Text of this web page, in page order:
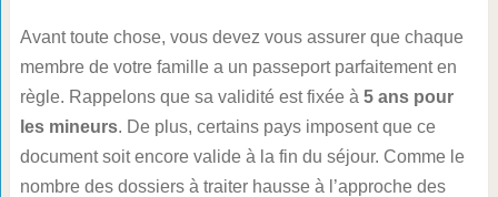
Avant toute chose, vous devez vous assurer que chaque
membre de votre famille a un passeport parfaitement en
règle. Rappelons que sa validité est fixée à 5 ans pour
les mineurs. De plus, certains pays imposent que ce
document soit encore valide à la fin du séjour. Comme le
nombre des dossiers à traiter hausse à l’approche des